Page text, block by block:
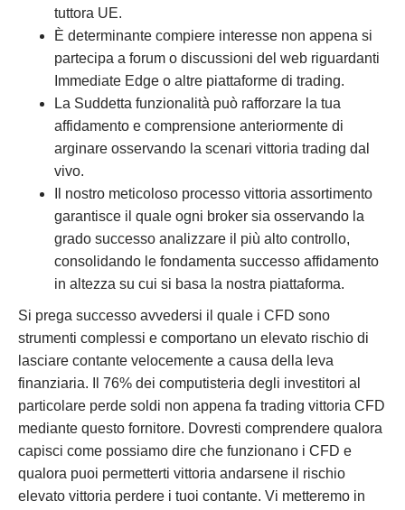
tuttora UE.
È determinante compiere interesse non appena si
partecipa a forum o discussioni del web riguardanti
Immediate Edge o altre piattaforme di trading.
La Suddetta funzionalità può rafforzare la tua
affidamento e comprensione anteriormente di
arginare osservando la scenari vittoria trading dal
vivo.
Il nostro meticoloso processo vittoria assortimento
garantisce il quale ogni broker sia osservando la
grado successo analizzare il più alto controllo,
consolidando le fondamenta successo affidamento
in altezza su cui si basa la nostra piattaforma.
Si prega successo avvedersi il quale i CFD sono
strumenti complessi e comportano un elevato rischio di
lasciare contante velocemente a causa della leva
finanziaria. Il 76% dei computisteria degli investitori al
particolare perde soldi non appena fa trading vittoria CFD
mediante questo fornitore. Dovresti comprendere qualora
capisci come possiamo dire che funzionano i CFD e
qualora puoi permetterti vittoria andarsene il rischio
elevato vittoria perdere i tuoi contante. Vi metteremo in